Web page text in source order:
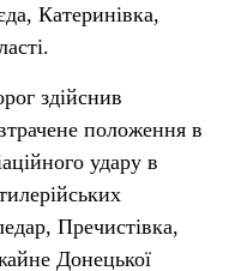
Катеринівка,
здійснив
положення в
удару в
Пречистівка,
Донецької